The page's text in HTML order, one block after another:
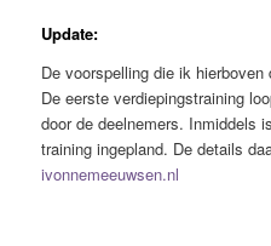
Update:
De voorspelling die ik
De eerste verdiepingstraining
door de deelnemers. Inmiddels
training ingepland. De details
ivonnemeeuwsen.nl